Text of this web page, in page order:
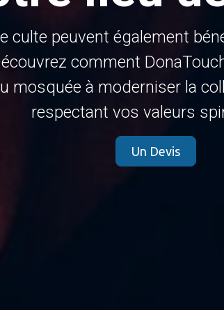
culte peuvent également
comment
mosquée à moderniser la
respectant vos valeurs
Un Devis